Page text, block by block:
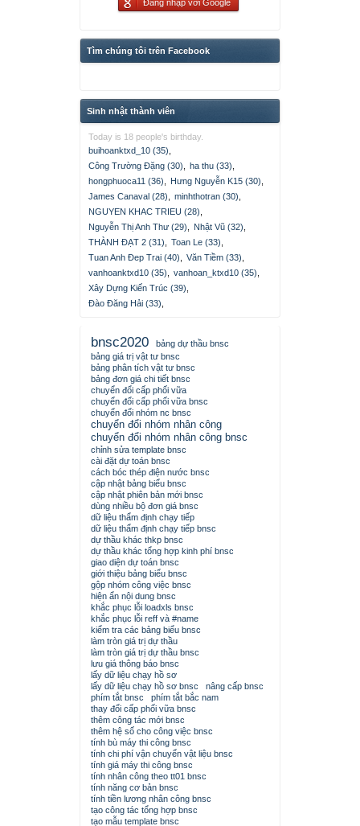
Đăng nhập với Google
Tìm chúng tôi trên Facebook
Sinh nhật thành viên
Today is 18 people's birthday.
buihoanktxd_10 (35)
Công Trường Đặng (30)
ha thu (33)
hongphuoca11 (36)
Hưng Nguyễn K15 (30)
James Canaval (28)
minhthotran (30)
NGUYEN KHAC TRIEU (28)
Nguyễn Thị Anh Thư (29)
Nhật Vũ (32)
THÀNH ĐẠT 2 (31)
Toan Le (33)
Tuan Anh Đep Trai (40)
Văn Tiềm (33)
vanhoanktxd10 (35)
vanhoan_ktxd10 (35)
Xây Dựng Kiến Trúc (39)
Đào Đăng Hải (33)
bnsc2020
bảng dự thầu bnsc
bảng giá trị vật tư bnsc
bảng phân tích vật tư bnsc
bảng đơn giá chi tiết bnsc
chuyển đổi cấp phối vữa
chuyển đổi cấp phối vữa bnsc
chuyển đổi nhóm nc bnsc
chuyển đổi nhóm nhân công
chuyển đổi nhóm nhân công bnsc
chỉnh sửa template bnsc
cài đặt dự toán bnsc
cách bóc thép điện nước bnsc
cập nhật bảng biểu bnsc
cập nhật phiên bản mới bnsc
dùng nhiều bộ đơn giá bnsc
dữ liệu thẩm định chạy tiếp
dữ liệu thẩm định chạy tiếp bnsc
dự thầu khác thkp bnsc
dự thầu khác tổng hợp kinh phí bnsc
giao diện dự toán bnsc
giới thiệu bảng biểu bnsc
gộp nhóm công việc bnsc
hiện ẩn nội dung bnsc
khắc phục lỗi loadxls bnsc
khắc phục lỗi reff và #name
kiểm tra các bảng biểu bnsc
làm tròn giá trị dự thầu
làm tròn giá trị dự thầu bnsc
lưu giá thông báo bnsc
lấy dữ liệu chạy hồ sơ
lấy dữ liệu chạy hồ sơ bnsc
nâng cấp bnsc
phím tắt bnsc
phím tắt bắc nam
thay đổi cấp phối vữa bnsc
thêm công tác mới bnsc
thêm hệ số cho công việc bnsc
tính bù máy thi công bnsc
tính chi phí vận chuyển vật liệu bnsc
tính giá máy thi công bnsc
tính nhân công theo tt01 bnsc
tính năng cơ bản bnsc
tính tiền lương nhân công bnsc
tạo công tác tổng hợp bnsc
tạo mẫu template bnsc